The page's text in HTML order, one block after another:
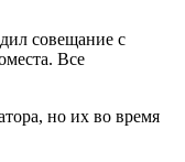
совещание с
Все
но их во время